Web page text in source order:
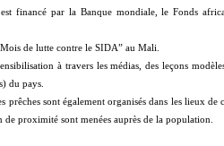
financé par la Banque mondiale, le Fonds
de lutte contre le SIDA” au Mali.
à travers les médias, des leçons
du pays.
prêches sont également organisés dans les lieux de
de proximité sont menées auprès de la population.